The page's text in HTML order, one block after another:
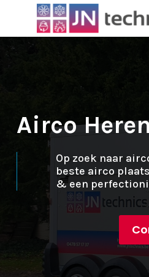
Airco
Op zoek naar
beste airco
& een